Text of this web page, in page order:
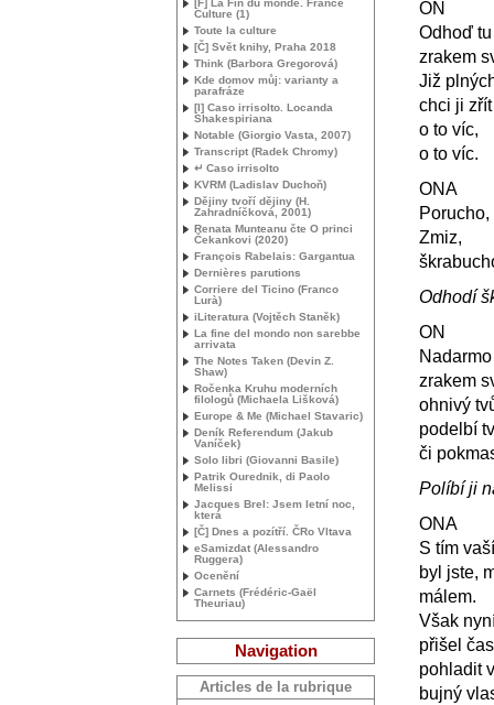
ON
Odhoď
zrakem
Již
chci ji zřít
o to víc,
o to víc.
ONA
Zmiz,
Odhodí
ON
zrakem
ohnivý
podelbí
či
Políbí ji
ONA
S tím
byl jste,
málem.
Však
přišel čas
pohladit
bujný
[F] La Fin du monde. France
Culture (1)
Toute la culture
[Č] Svět knihy, Praha 2018
Think (Barbora Gregorová)
Kde domov můj: varianty a
parafráze
[I] Caso irrisolto. Locanda
Shakespiriana
Notable (Giorgio Vasta, 2007)
Transcript (Radek Chromy)
↵ Caso irrisolto
KVRM (Ladislav Duchoň)
Dějiny tvoří dějiny (H.
Zahradníčková, 2001)
Renata Munteanu čte O princi
Čekankovi (2020)
François Rabelais: Gargantua
Dernières parutions
Corriere del Ticino (Franco
Lurà)
iLiteratura (Vojtěch Staněk)
La fine del mondo non sarebbe
arrivata
The Notes Taken (Devin Z.
Shaw)
Ročenka Kruhu moderních
filologů (Michaela Lišková)
Europe & Me (Michael Stavaric)
Deník Referendum (Jakub
Vaníček)
Solo libri (Giovanni Basile)
Patrik Ourednik, di Paolo
Melissi
Jacques Brel: Jsem letní noc,
která
[Č] Dnes a pozítří. ČRo Vltava
eSamizdat (Alessandro
Ruggera)
Ocenění
Carnets (Frédéric-Gaël
Theuriau)
Navigation
Articles de la rubrique